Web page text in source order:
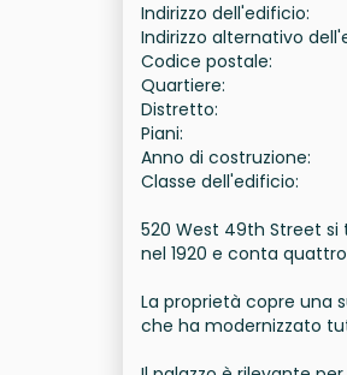
Indirizzo dell'edificio:
Indirizzo alternativo
Codice postale:
Quartiere:
Distretto:
Piani:
Anno di costruzione:
Classe dell'edificio:
520 West 49th Street si
nel 1920 e conta
La proprietà copre una
che ha modernizzato